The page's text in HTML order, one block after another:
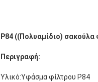
P84 ((Πολυαμίδιο) σακούλα
Περιγραφή:
Υλικό:Υφάσμα φίλτρου P84